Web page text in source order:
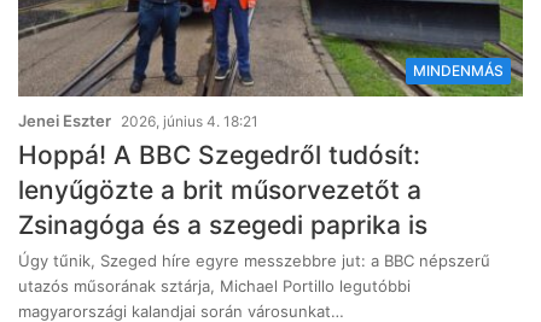
MINDENMÁS
Jenei Eszter 2026, június 4. 18:21
Hoppá! A BBC Szegedről tudósít:
lenyűgözte a brit műsorvezetőt a
Zsinagóga és a szegedi paprika is
Úgy tűnik, Szeged híre egyre messzebbre jut: a BBC népszerű
utazós műsorának sztárja, Michael Portillo legutóbbi
magyarországi kalandjai során városunkat…